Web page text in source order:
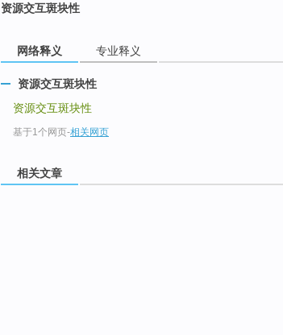
资源交互斑块性
网络释义 专业释义
资源交互斑块性
资源交互斑块性
基于1个网页-相关网页
相关文章